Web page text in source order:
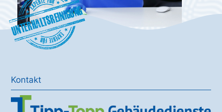
Unterhaltsreinigung
Kontakt